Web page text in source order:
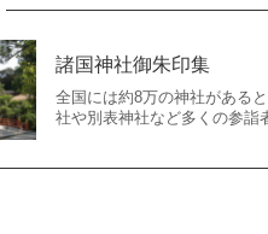
諸国神社御朱印集
全国には約8万の神社がある
社や別表神社など多くの参詣